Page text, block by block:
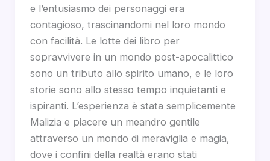
e l’entusiasmo dei personaggi era
contagioso, trascinandomi nel loro mondo
con facilità. Le lotte dei libro per
sopravvivere in un mondo post-apocalittico
sono un tributo allo spirito umano, e le loro
storie sono allo stesso tempo inquietanti e
ispiranti. L’esperienza è stata semplicemente
Malizia e piacere un meandro gentile
attraverso un mondo di meraviglia e magia,
dove i confini della realtà erano stati